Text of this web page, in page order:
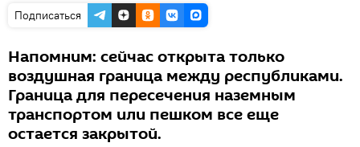
Подписаться
Напомним: сейчас открыта только
воздушная граница между республиками.
Граница для пересечения наземным
транспортом или пешком все еще
остается закрытой.